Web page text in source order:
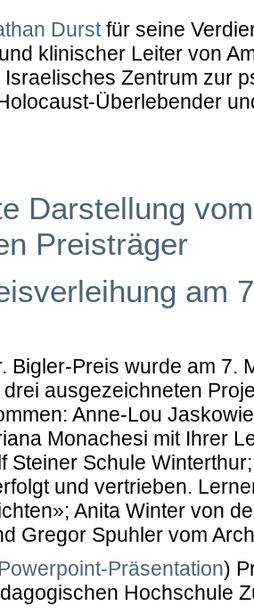
Durstfür seine
klinischer Leiter von
Zentrum zur
Überlebender
Darstellung
Preisträger
am
Bigler-Preis wurde am 7.
ausgezeichneten
Anne-Lou
Monachesi mit Ihrer
Steiner Schule
und vertrieben.
Anita Winter von
Gregor Spuhler vom
Powerpoint-Präsentation)
Hochschule